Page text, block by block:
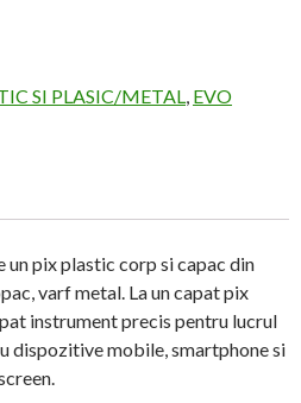
SI PLASIC/METAL EVO
un pix plastic corp si capac din
varf metal. La un capat pix
instrument precis pentru lucrul
dispozitive mobile, smartphone si